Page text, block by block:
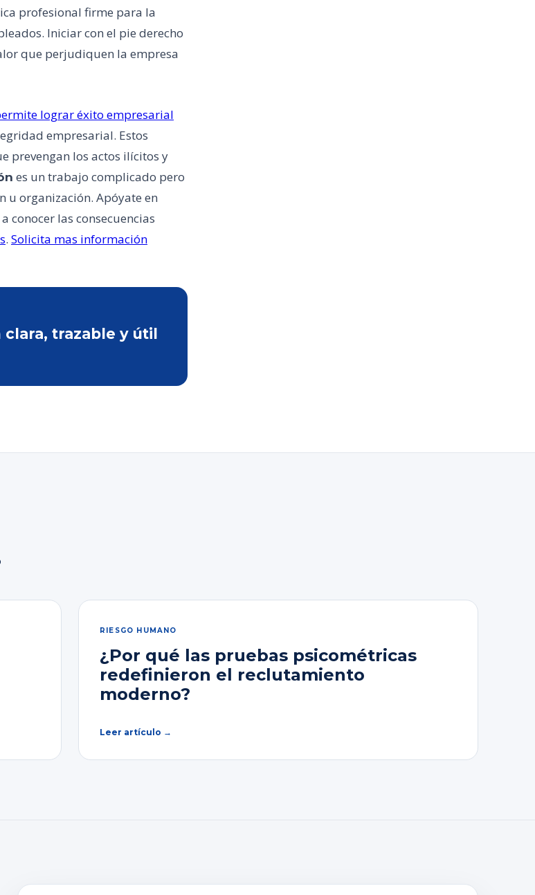
profesional firme para la
Iniciar con el pie derecho
que perjudiquen la empresa
lograr éxito empresarial
empresarial. Estos
prevengan los actos ilícitos y
es un trabajo complicado pero
u organización. Apóyate en
conocer las consecuencias
. Solicita mas información
trazable y útil
RIESGO HUMANO
¿Por qué las pruebas psicométricas
redefinieron el reclutamiento
moderno?
Leer artículo →